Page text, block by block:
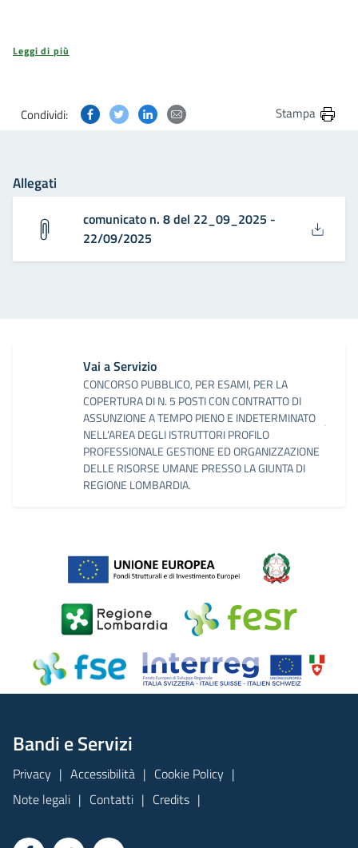
Leggi di più
Condividi: Condividi questa pagina su Facebook
Condividi questa pagina su Twitter
Condividi questa pagina su Linkedin
Condividi questa pagina via
Stampa
Allegati
comunicato n. 8 del 22_09_2025 -
22/09/2025
Vai a Servizio
CONCORSO PUBBLICO, PER ESAMI, PER LA
COPERTURA DI N. 5 POSTI CON CONTRATTO DI
ASSUNZIONE A TEMPO PIENO E INDETERMINATO
NELL’AREA DEGLI ISTRUTTORI PROFILO
PROFESSIONALE GESTIONE ED ORGANIZZAZIONE
DELLE RISORSE UMANE PRESSO LA GIUNTA DI
REGIONE LOMBARDIA.
Bandi e Servizi
Privacy Accessibilità
Cookie Policy
Note legali
Contatti Credits